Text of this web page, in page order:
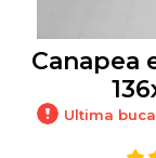
Canapea
Ultima